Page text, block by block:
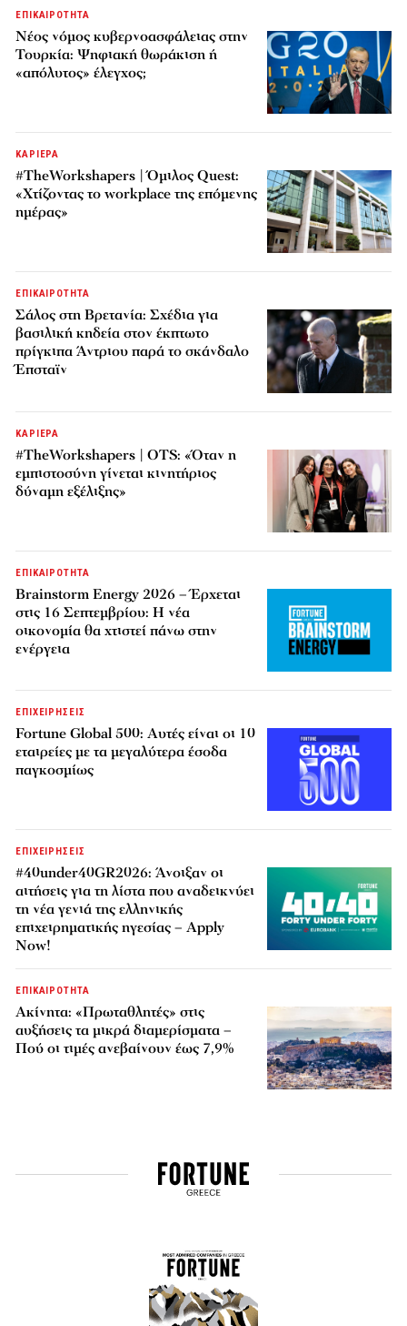
ΕΠΙΚΑΙΡΟΤΗΤΑ
Νέος νόμος κυβερνοασφάλειας στην
Τουρκία: Ψηφιακή θωράκιση ή
«απόλυτος» έλεγχος;
ΚΑΡΙΕΡΑ
#TheWorkshapers | Όμιλος Quest:
«Χτίζοντας το workplace της επόμενης
ημέρας»
ΕΠΙΚΑΙΡΟΤΗΤΑ
Σάλος στη Βρετανία: Σχέδια για
βασιλική κηδεία στον έκπτωτο
πρίγκιπα Άντριου παρά το σκάνδαλο
Έπσταϊν
ΚΑΡΙΕΡΑ
#TheWorkshapers | OTS: «Όταν η
εμπιστοσύνη γίνεται κινητήριος
δύναμη εξέλιξης»
ΕΠΙΚΑΙΡΟΤΗΤΑ
Brainstorm Energy 2026 – Έρχεται
στις 16 Σεπτεμβρίου: Η νέα
οικονομία θα χτιστεί πάνω στην
ενέργεια
ΕΠΙΧΕΙΡΗΣΕΙΣ
Fortune Global 500: Αυτές είναι οι 10
εταιρείες με τα μεγαλύτερα έσοδα
παγκοσμίως
ΕΠΙΧΕΙΡΗΣΕΙΣ
#40under40GR2026: Άνοιξαν οι
αιτήσεις για τη λίστα που αναδεικνύει
τη νέα γενιά της ελληνικής
επιχειρηματικής ηγεσίας – Apply
Now!
ΕΠΙΚΑΙΡΟΤΗΤΑ
Ακίνητα: «Πρωταθλητές» στις
αυξήσεις τα μικρά διαμερίσματα –
Πού οι τιμές ανεβαίνουν έως 7,9%